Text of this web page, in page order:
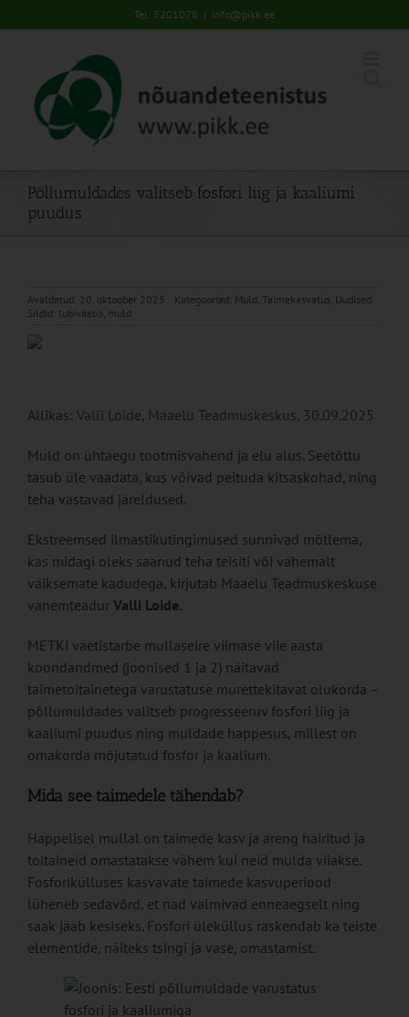
to
Tel: 5201078 | info@pikk.ee
Põllumuldades valitseb fosfori liig ja kaaliumi
puudus
Avaldatud: 20. oktoober 2025 Kategooriad: Muld, Taimekasvatus, Uudised
Sildid: lubiväetis, muld
Allikas: Valli Loide, Maaelu Teadmuskeskus, 30.09.2025
Muld on ühtaegu tootmisvahend ja elu alus. Seetõttu
tasub üle vaadata, kus võivad peituda kitsaskohad, ning
teha vastavad järeldused.
Ekstreemsed ilmastikutingimused sunnivad mõtlema,
kas midagi oleks saanud teha teisiti või vähemalt
väiksemate kadudega, kirjutab Maaelu Teadmuskeskuse
vanemteadur Valli Loide.
METKi väetistarbe mullaseire viimase viie aasta
koondandmed (joonised 1 ja 2) näitavad
taimetoitainetega varustatuse murettekitavat olukorda –
põllumuldades valitseb progresseeruv fosfori liig ja
kaaliumi puudus ning muldade happesus, millest on
omakorda mõjutatud fosfor ja kaalium.
Mida see taimedele tähendab?
Happelisel mullal on taimede kasv ja areng häiritud ja
toitaineid omastatakse vähem kui neid mulda viiakse.
Fosforikülluses kasvavate taimede kasvuperiood
lüheneb sedavõrd, et nad valmivad enneaegselt ning
saak jääb kesiseks. Fosfori üleküllus raskendab ka teiste
elementide, näiteks tsingi ja vase, omastamist.